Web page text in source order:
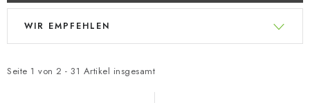
L
t
Seite 1 von 2 - 31 Artikel insgesamt
P
d
WIR EMPFEHLEN